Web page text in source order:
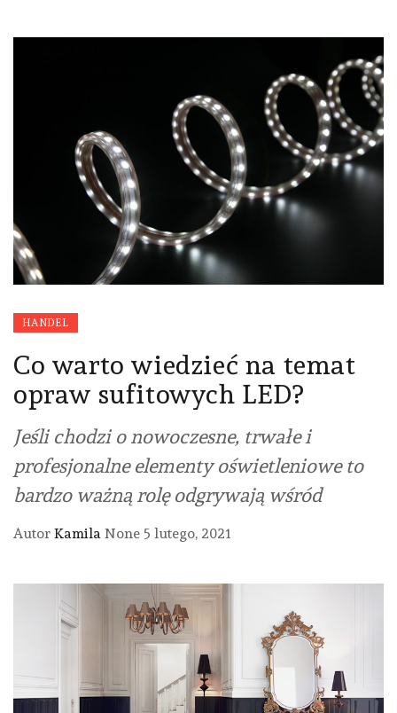
HANDEL
Co warto wiedzieć na temat
opraw sufitowych LED?
Jeśli chodzi o nowoczesne, trwałe i
profesjonalne elementy oświetleniowe to
bardzo ważną rolę odgrywają wśród
Autor Kamila None 5 lutego, 2021